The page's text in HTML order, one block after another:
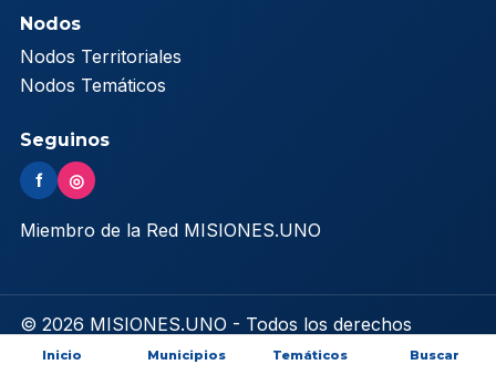
Nodos
Nodos Territoriales
Nodos Temáticos
Seguinos
f ◎
Miembro de la Red MISIONES.UNO
© 2026 MISIONES.UNO - Todos los derechos
reservados
Inicio Municipios Temáticos Buscar